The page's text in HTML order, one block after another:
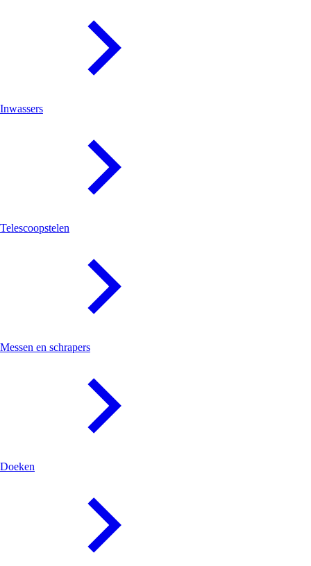
Inwassers
Telescoopstelen
Messen en schrapers
Doeken